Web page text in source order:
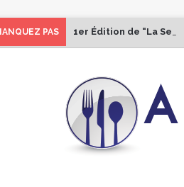
PAS 1er Édition de “La